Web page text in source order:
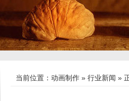
当前位置： 动画制作 » 行业新闻 »